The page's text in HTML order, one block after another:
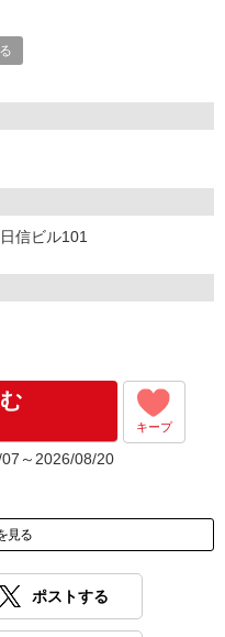
ださい。
ります。
信ビル101
キープ
～2026/08/20
見る
ポストする